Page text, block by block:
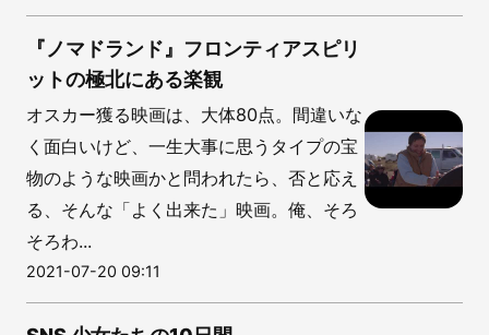
『ノマドランド』フロンティアスピリ
ットの極北にある楽観
オスカー獲る映画は、大体80点。間違いな
く面白いけど、一生大事に思うタイプの宝
物のような映画かと問われたら、否と応え
る、そんな「よく出来た」映画。俺、そろ
そろわ...
2021-07-20 09:11